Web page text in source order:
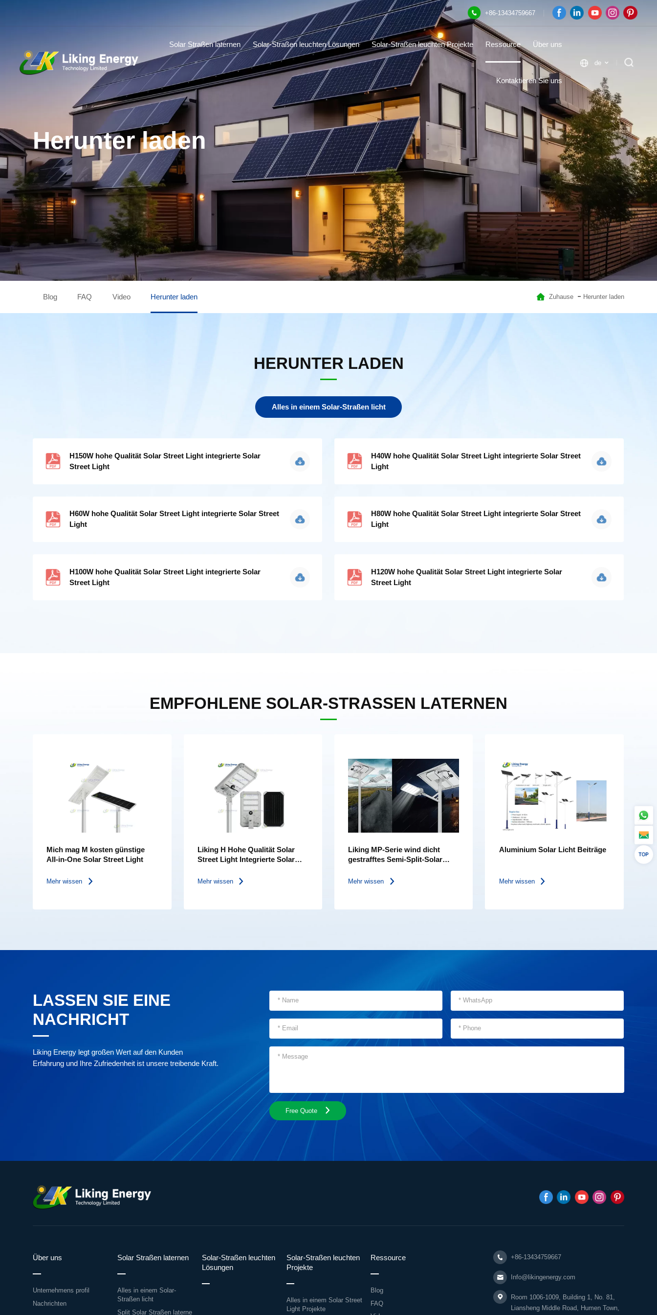
+86-13434759667
Solar Straßen laternen Solar-Straßen leuchten Lösungen Solar-Straßen leuchten Projekte Ressource Über uns
Kontaktieren Sie uns
de
Herunter laden
Blog FAQ Video Herunter laden Zuhause Herunter laden
HERUNTER LADEN
Alles in einem Solar-Straßen licht
H150W hohe Qualität Solar Street Light integrierte Solar
Street Light
H40W hohe Qualität Solar Street Light integrierte Solar Street
Light
H60W hohe Qualität Solar Street Light integrierte Solar Street
Light
H80W hohe Qualität Solar Street Light integrierte Solar Street
Light
H100W hohe Qualität Solar Street Light integrierte Solar
Street Light
H120W hohe Qualität Solar Street Light integrierte Solar
Street Light
EMPFOHLENE SOLAR-STRASSEN LATERNEN
Mich mag M kosten günstige
All-in-One Solar Street Light
Mehr wissen
Liking H Hohe Qualität Solar
Street Light Integrierte Solar
Mehr wissen
Liking MP-Serie wind dicht
gestrafftes Semi-Split-Solar
Mehr wissen
Aluminium Solar Licht Beiträge
Mehr wissen
LASSEN SIE EINE
NACHRICHT
Liking Energy legt großen Wert auf den Kunden
Erfahrung und Ihre Zufriedenheit ist unsere treibende Kraft.
Free Quote
Über uns
Unternehmens profil
Nachrichten
Solar Straßen laternen
Alles in einem Solar-
Straßen licht
Split Solar Straßen laterne
Solar-Straßen leuchten
Lösungen
Solar-Straßen leuchten
Projekte
Alles in einem Solar Street
Light Projekte
Ressource
Blog
FAQ
+86-13434759667
Info@likingenergy.com
Room 1006-1009, Building 1, No. 81,
Liansheng Middle Road, Humen Town,